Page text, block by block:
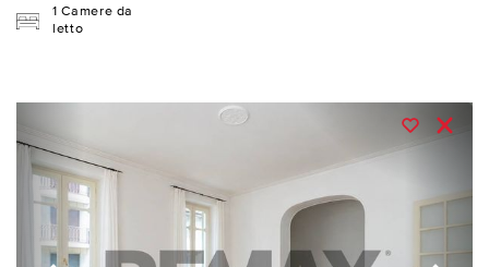
1 Camere da
letto